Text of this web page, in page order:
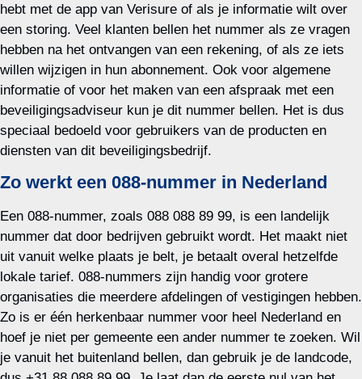
hebt met de app van Verisure of als je informatie wilt over
een storing. Veel klanten bellen het nummer als ze vragen
hebben na het ontvangen van een rekening, of als ze iets
willen wijzigen in hun abonnement. Ook voor algemene
informatie of voor het maken van een afspraak met een
beveiligingsadviseur kun je dit nummer bellen. Het is dus
speciaal bedoeld voor gebruikers van de producten en
diensten van dit beveiligingsbedrijf.
Zo werkt een 088-nummer in Nederland
Een 088-nummer, zoals 088 088 89 99, is een landelijk
nummer dat door bedrijven gebruikt wordt. Het maakt niet
uit vanuit welke plaats je belt, je betaalt overal hetzelfde
lokale tarief. 088-nummers zijn handig voor grotere
organisaties die meerdere afdelingen of vestigingen hebben.
Zo is er één herkenbaar nummer voor heel Nederland en
hoef je niet per gemeente een ander nummer te zoeken. Wil
je vanuit het buitenland bellen, dan gebruik je de landcode,